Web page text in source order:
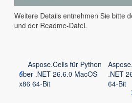
Weitere Details entnehmen Sie bitte
und der Readme-Datei.
Aspose.Cells für Python
über .NET 26.6.0 MacOS
x86 64-Bit
.NET
64-Bit